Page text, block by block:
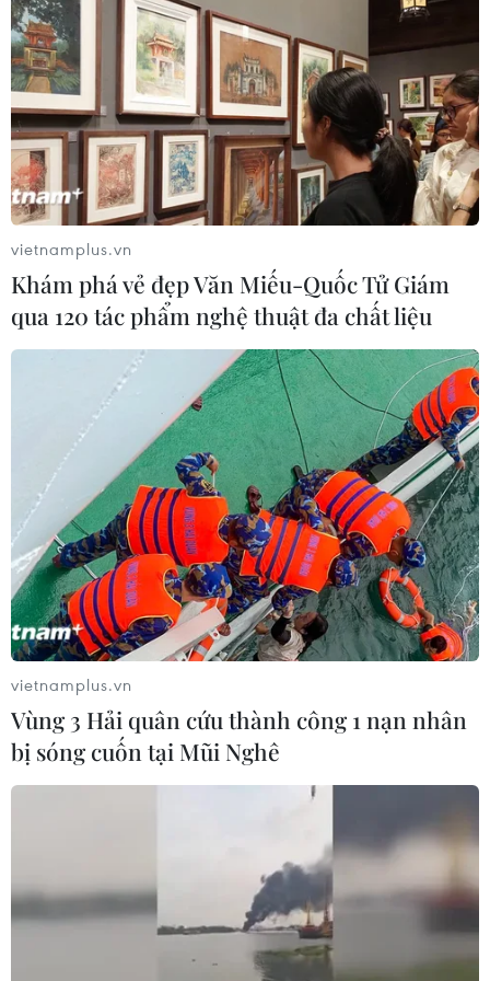
Italy: Nổ đường ống khiến ngôi nhà 4 tầng
đổ sập, 12 người mất tích
12/12/2021 02:58
Một tòa nhà 4 tầng tại thị trấn Ravanusa, vùng Sicily của
Italy đã bị sập sau vụ nổ đường ống khí đốt khiến 12
người mất tích, trong đó có 3 trẻ em.
vietnamplus.vn
Khám phá vẻ đẹp Văn Miếu-Quốc Tử Giám
qua 120 tác phẩm nghệ thuật đa chất liệu
vietnamplus.vn
Vùng 3 Hải quân cứu thành công 1 nạn nhân
bị sóng cuốn tại Mũi Nghê